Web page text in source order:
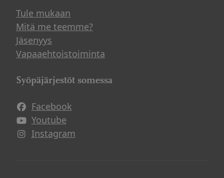
Tule mukaan
Mitä me teemme?
Jäsenyys
Vapaaehtoistoiminta
Syöpäjärjestöt somessa
Facebook
Avautuu uuteen ikkunaan
Youtube
Avautuu uuteen ikkunaan
Instagram
Avautuu uuteen ikkunaan